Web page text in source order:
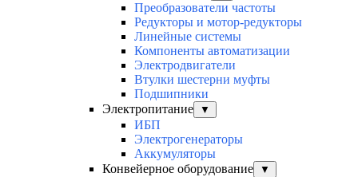
Преобразователи частоты
Редукторы и мотор-редукторы
Линейные системы
Компоненты автоматизации
Электродвигатели
Втулки шестерни муфты
Подшипники
Электропитание
▼
ИБП
Электрогенераторы
Аккумуляторы
Конвейерное оборудование
▼